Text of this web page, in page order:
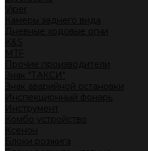
Viper
Камеры заднего вида
Дневные ходовые огни
K&S
MTF
Прочие производители
Знак "ТАКСИ"
Знак аварийной остановки
Инспекционный фонарь
Инструмент
Комбо устройство
Ксенон
Блоки розжига